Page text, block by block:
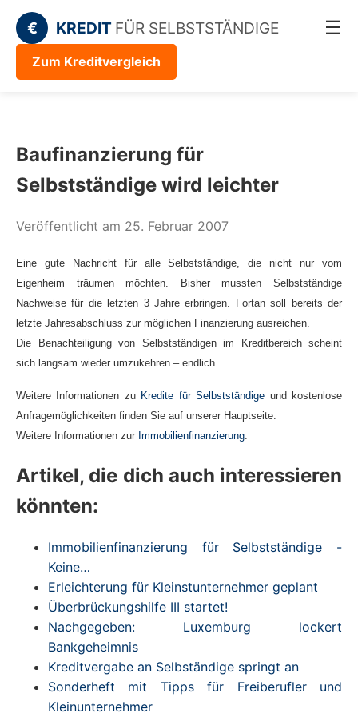
€ KREDIT FÜR SELBSTSTÄNDIGE ☰
Zum Kreditvergleich
Baufinanzierung für
Selbstständige wird leichter
Veröffentlicht am 25. Februar 2007
Eine gute Nachricht für alle Selbstständige, die nicht nur vom
Eigenheim träumen möchten. Bisher mussten Selbstständige
Nachweise für die letzten 3 Jahre erbringen. Fortan soll bereits der
letzte Jahresabschluss zur möglichen Finanzierung ausreichen.
Die Benachteiligung von Selbstständigen im Kreditbereich scheint
sich langsam wieder umzukehren – endlich.
Weitere Informationen zu Kredite für Selbstständige und kostenlose
Anfragemöglichkeiten finden Sie auf unserer Hauptseite.
Weitere Informationen zur Immobilienfinanzierung
Artikel, die dich auch interessieren
könnten:
Immobilienfinanzierung für Selbstständige -
Keine…
Erleichterung für Kleinstunternehmer geplant
Überbrückungshilfe III startet!
Nachgegeben: Luxemburg lockert
Bankgeheimnis
Kreditvergabe an Selbständige springt an
Sonderheft mit Tipps für Freiberufler und
Kleinunternehmer